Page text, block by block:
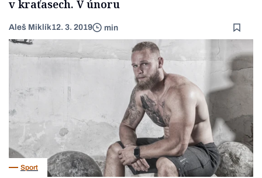
v kraťasech. V únoru
Aleš Miklík12. 3. 2019 min
Sport